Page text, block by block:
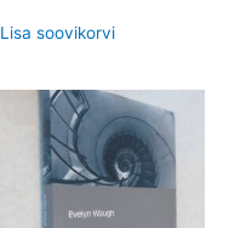
Lisa soovikorvi